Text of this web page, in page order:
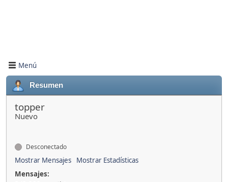
Menú
Resumen
topper
Nuevo
Desconectado
Mostrar Mensajes
Mostrar Estadísticas
Mensajes: